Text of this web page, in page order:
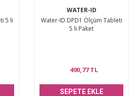
5 li
WATER-ID
Water-ID DPD1 Ölçüm Tableti
5 li Paket
490,77 TL
SEPETE EKLE